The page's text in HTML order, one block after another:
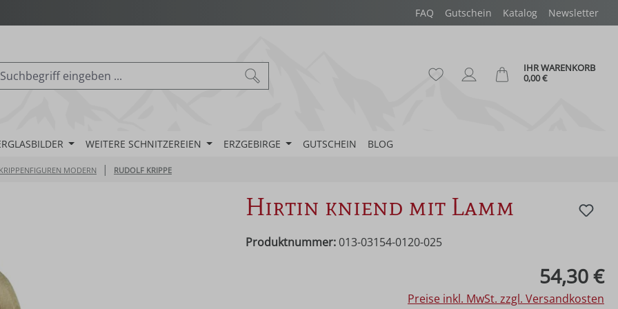
FAQ Gutschein Katalog Newsletter
Du hast 0 Produkte auf dem
IHR WARENKORB
0,00 €
WEITERE SCHNITZEREIEN ERZGEBIRGE GUTSCHEIN BLOG
KRIPPENFIGUREN MODERN | RUDOLF KRIPPE
Hirtin kniend mit Lamm
Produktnummer: 013-03154-0120-025
54,30 €
Preise inkl. MwSt. zzgl. Versandkosten